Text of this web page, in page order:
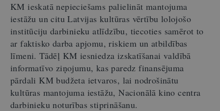
KM ieskatā nepieciešams palielināt mantojuma
iestāžu un citu Latvijas kultūras vērtību lolojošo
institūciju darbinieku atlīdzību, tiecoties samērot to
ar faktisko darba apjomu, riskiem un atbildības
līmeni. Tādēļ KM iesniedza izskatīšanai valdībā
informatīvo ziņojumu, kas paredz finansējuma
pārdali KM budžeta ietvaros, lai nodrošinātu
kultūras mantojuma iestāžu, Nacionālā kino centra
darbinieku noturības stiprināšanu.